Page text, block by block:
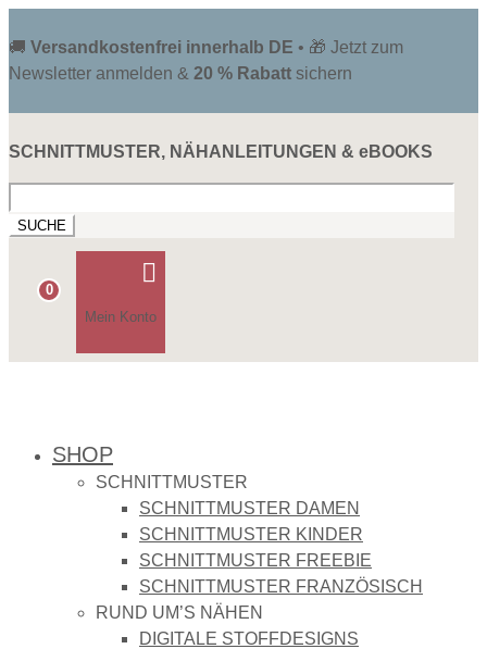
🚚 Versandkostenfrei innerhalb DE • 🎁 Jetzt zum
Newsletter anmelden & 20 % Rabatt sichern
SCHNITTMUSTER, NÄHANLEITUNGEN & eBOOKS
nach:
0

Mein Konto
SHOP
SCHNITTMUSTER
SCHNITTMUSTER DAMEN
SCHNITTMUSTER KINDER
SCHNITTMUSTER FREEBIE
SCHNITTMUSTER FRANZÖSISCH
RUND UM’S NÄHEN
DIGITALE STOFFDESIGNS​